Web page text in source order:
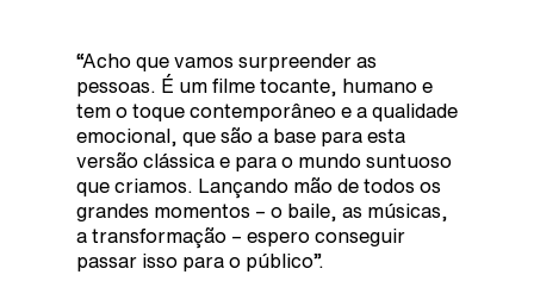
“Acho que vamos surpreender as
pessoas. É um filme tocante, humano e
tem o toque contemporâneo e a qualidade
emocional, que são a base para esta
versão clássica e para o mundo suntuoso
que criamos. Lançando mão de todos os
grandes momentos – o baile, as músicas,
a transformação – espero conseguir
passar isso para o público”.